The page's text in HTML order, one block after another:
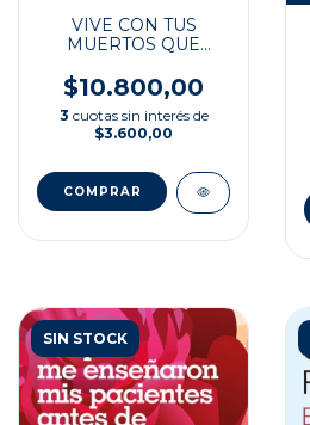
VIVE CON TUS
MUERTOS QUE
$10.800,00
3 cuotas sin interés de
$3.600,00
SIN STOCK